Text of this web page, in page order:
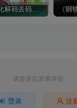
请登录后发表评论
登录 注